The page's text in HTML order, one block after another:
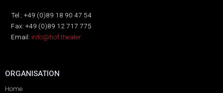
Tel.: +49 (0)89 18 90 47 54
Fax: +49 (0)89 12 717 775
Email: info@hof.theater
ORGANISATION
Home